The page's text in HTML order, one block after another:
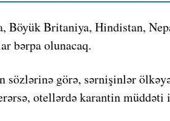
Böyük Britaniya, Hindistan,
bərpa olunacaq.
sözlərinə görə, sərnişinlər
otellərdə karantin